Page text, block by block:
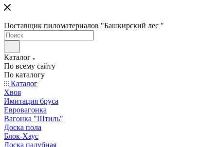
Поставщик пиломатериалов "Башкирский лес "
Каталог
По всему сайту
По каталогу
Каталог
Хвоя
Имитация бруса
Евровагонка
Вагонка "Штиль"
Доска пола
Блок-Хаус
Доска палубная